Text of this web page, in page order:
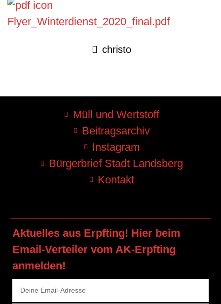
Flyer_Winterdienst_2020_final.pdf
christo
Müll und Wertstoff
Beitragsarchiv
Instagram
Bürgerbrief Stadt Landsberg
Kontakt
Aktuelles aus Erpfting! Hier beim
Email-Verteiler vom AK-Erpfting
anmelden!